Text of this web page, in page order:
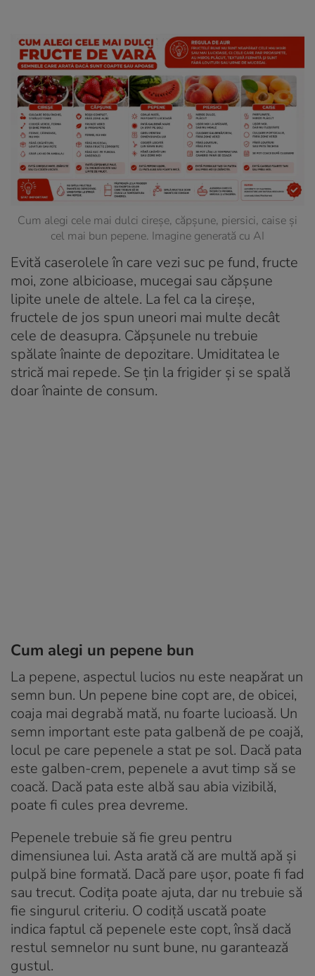
Cum alegi cele mai dulci cireșe, căpșune, piersici, caise și
cel mai bun pepene. Imagine generată cu AI
Evită caserolele în care vezi suc pe fund, fructe
moi, zone albicioase, mucegai sau căpșune
lipite unele de altele. La fel ca la cireșe,
fructele de jos spun uneori mai multe decât
cele de deasupra. Căpșunele nu trebuie
spălate înainte de depozitare. Umiditatea le
strică mai repede. Se țin la frigider și se spală
doar înainte de consum.
Cum alegi un pepene bun
La pepene, aspectul lucios nu este neapărat un
semn bun. Un pepene bine copt are, de obicei,
coaja mai degrabă mată, nu foarte lucioasă. Un
semn important este pata galbenă de pe coajă,
locul pe care pepenele a stat pe sol. Dacă pata
este galben-crem, pepenele a avut timp să se
coacă. Dacă pata este albă sau abia vizibilă,
poate fi cules prea devreme.
Pepenele trebuie să fie greu pentru
dimensiunea lui. Asta arată că are multă apă și
pulpă bine formată. Dacă pare ușor, poate fi fad
sau trecut. Codița poate ajuta, dar nu trebuie să
fie singurul criteriu. O codiță uscată poate
indica faptul că pepenele este copt, însă dacă
restul semnelor nu sunt bune, nu garantează
gustul.